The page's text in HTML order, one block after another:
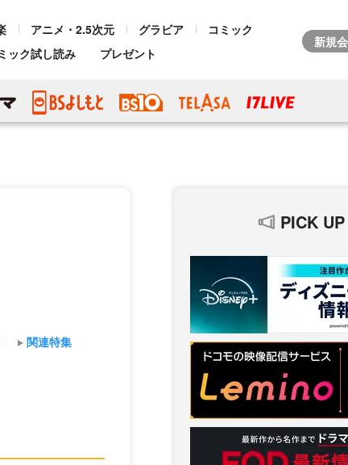
アニメ・2.5次元 グラビア
コミック
ック試し読み プレゼント
関連特集
PICK UP